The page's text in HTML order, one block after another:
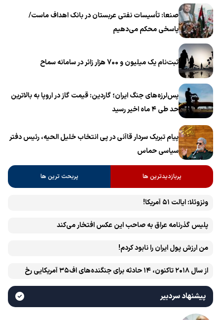
صنعا: تأسیسات نفتی عربستان در بانک اهداف ماست/
پاسخی محکم می‌دهیم
ثبت‌نام یک میلیون و 700 هزار زائر در سامانه سماح ‌
پس‌لرزه‌های جنگ ایران؛ گاردین: قیمت گاز در اروپا به بالاترین
حد طی ۴ ماه اخیر رسید
پیام تبریک سردار قاآنی در پی انتخاب خلیل الحیه، رئیس دفتر
سیاسی حماس
پربازدیدترین ها پربحث ترین ها
ونزوئلا: ایالت ۵۱ آمریکا!
پلیس گذرنامه عراق به صاحب این عکس افتخار می‌کند
من ارزش پول ایران را نابود کردم!
از سال ۲۰۱۸ تاکنون، ۱۴ حادثه برای جنگنده‌های اف۳۵ آمریکایی رخ
داده است
پیشنهاد سردبیر